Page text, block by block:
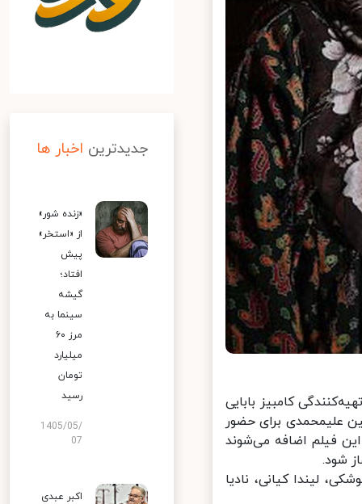
کامبیز بابایی
علیمحمدی برای حضور
فیلم اضافه می‌شوند
شود.
لیندا کیانی، نادیا
جدیدترین اخبار ها
«زنده شور»
از «استخر»
پیش
افتاد؛
گیشه
سینما به
مرز ۶۰
میلیارد
تومان
رسید
1405/05/
07
اکبر عبدی